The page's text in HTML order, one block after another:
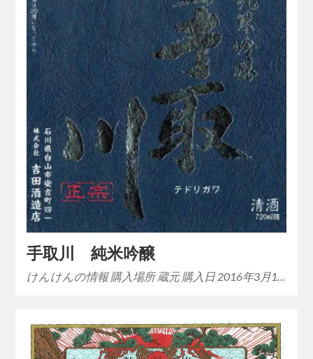
手取川 純米吟醸
けんけんの情報 購入場所 蔵元 購入日 2016年3月1…